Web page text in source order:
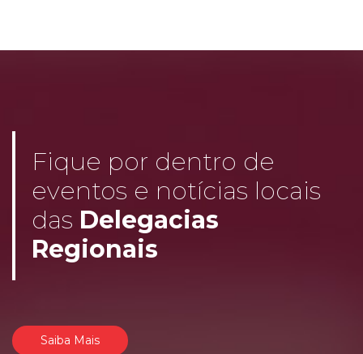
Fique por dentro de
eventos e notícias locais
das Delegacias
Regionais
Saiba Mais